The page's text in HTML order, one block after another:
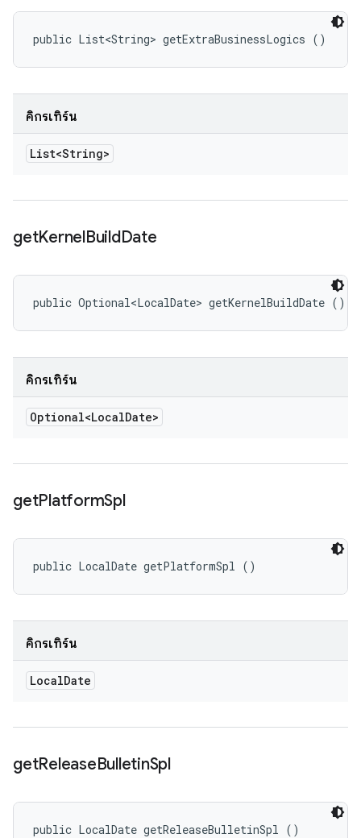
public List<String> getExtraBusinessLogics ()
คิกรีเทิร์น
List<String>
getKernelBuildDate
public Optional<LocalDate> getKernelBuildDate ()
คิกรีเทิร์น
Optional<LocalDate>
getPlatformSpl
public LocalDate getPlatformSpl ()
คิกรีเทิร์น
LocalDate
getReleaseBulletinSpl
public LocalDate getReleaseBulletinSpl ()